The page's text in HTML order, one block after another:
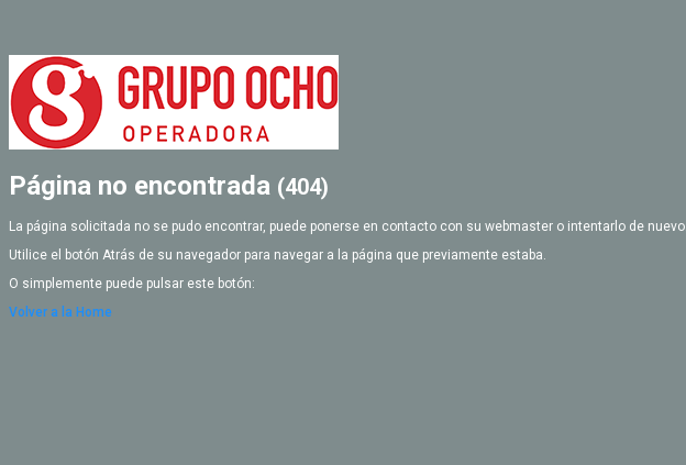
Página no encontrada (404)
La página solicitada no se pudo encontrar, puede ponerse en contacto con su webmaster o intentarlo de nuevo.
Utilice el botón Atrás de su navegador para navegar a la página que previamente estaba.
O simplemente puede pulsar este botón:
Volver a la Home